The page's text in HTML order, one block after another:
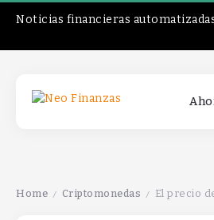
Noticias financieras
Home / Criptomonedas / El precio